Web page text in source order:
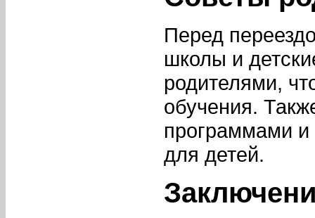
Перед
школы и
родителями,
обучения.
программами
для детей.